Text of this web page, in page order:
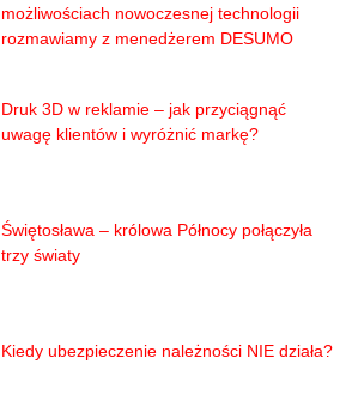
możliwościach nowoczesnej technologii
rozmawiamy z menedżerem DESUMO
Druk 3D w reklamie – jak przyciągnąć
uwagę klientów i wyróżnić markę?
Świętosława – królowa Północy połączyła
trzy światy
Kiedy ubezpieczenie należności NIE działa?